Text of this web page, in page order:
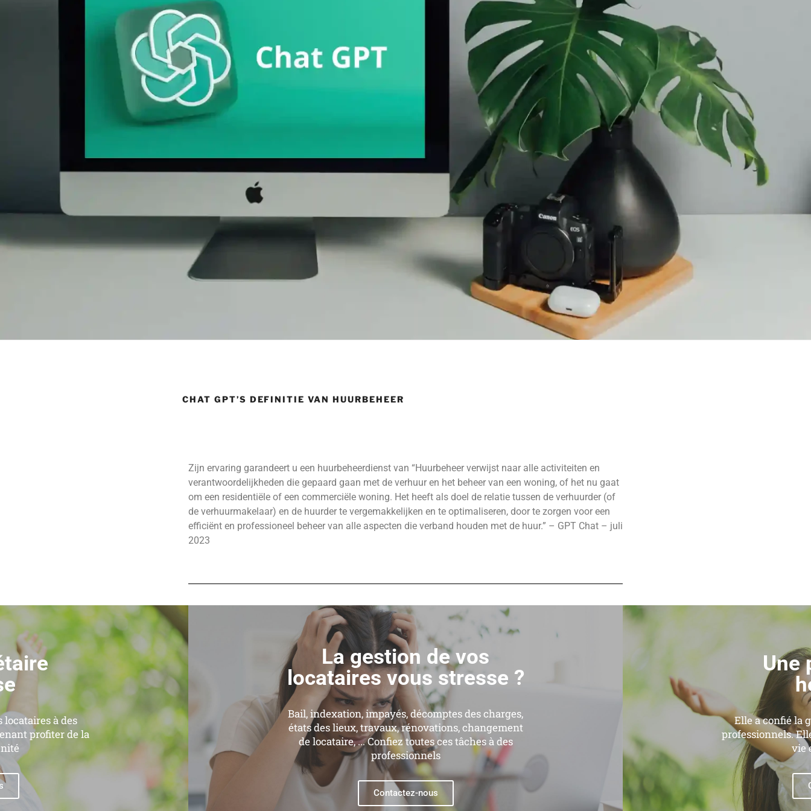
CHAT GPT’S DEFINITIE VAN HUURBEHEER
Zijn ervaring garandeert u een huurbeheerdienst van “Huurbeheer verwijst naar alle activiteiten en
verantwoordelijkheden die gepaard gaan met de verhuur en het beheer van een woning, of het nu gaat
om een residentiële of een commerciële woning. Het heeft als doel de relatie tussen de verhuurder (of
de verhuurmakelaar) en de huurder te vergemakkelijken en te optimaliseren, door te zorgen voor een
efficiënt en professioneel beheer van alle aspecten die verband houden met de huur.” – GPT Chat – juli
2023